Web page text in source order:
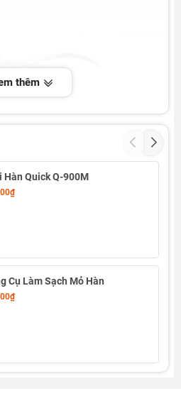
thêm
Hàn Quick Q-900M
Cụ Làm Sạch Mỏ Hàn